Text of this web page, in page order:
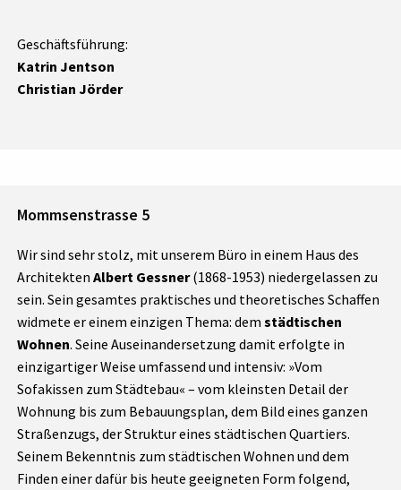
Geschäftsführung:
Katrin Jentson
Christian Jörder
Mommsenstrasse 5
Wir sind sehr stolz, mit unserem Büro in einem Haus des
ArchitektenAlbert Gessner(1868-1953) niedergelassen zu
sein. Sein gesamtes praktisches und theoretisches Schaffen
widmete er einem einzigen Thema: demstädtischen
Wohnen. Seine Auseinandersetzung damit erfolgte in
einzigartiger Weise umfassend und intensiv: »Vom
Sofakissen zum Städtebau« – vom kleinsten Detail der
Wohnung bis zum Bebauungsplan, dem Bild eines ganzen
Straßenzugs, der Struktur eines städtischen Quartiers.
Seinem Bekenntnis zum städtischen Wohnen und dem
Finden einer dafür bis heute geeigneten Form folgend,